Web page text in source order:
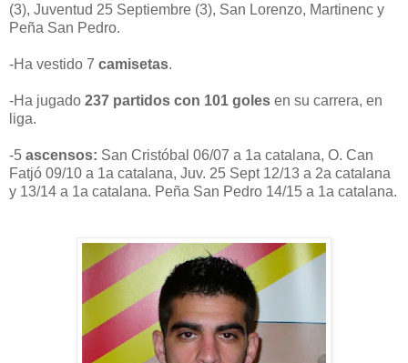
(3), Juventud 25 Septiembre (3), San Lorenzo, Martinenc y
Peña San Pedro.
-Ha vestido 7 camisetas.
-Ha jugado 237 partidos con 101 goles en su carrera, en
liga.
-5 ascensos: San Cristóbal 06/07 a 1a catalana, O. Can
Fatjó 09/10 a 1a catalana, Juv. 25 Sept 12/13 a 2a catalana
y 13/14 a 1a catalana. Peña San Pedro 14/15 a 1a catalana.